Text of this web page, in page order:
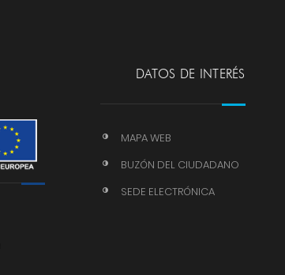
DATOS DE INTERÉS
MAPA WEB
BUZÓN DEL CIUDADANO
SEDE ELECTRÓNICA